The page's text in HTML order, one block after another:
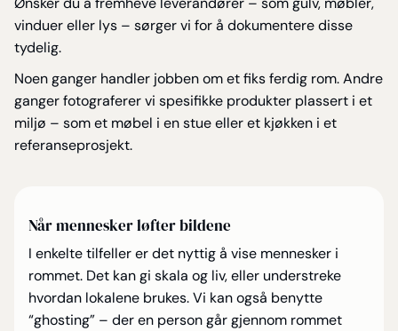
vinduer eller lys – sørger vi for å dokumentere disse
tydelig.
Noen ganger handler jobben om et fiks ferdig rom. Andre
ganger fotograferer vi spesifikke produkter plassert i et
miljø – som et møbel i en stue eller et kjøkken i et
referanseprosjekt.
Når mennesker løfter bildene
I enkelte tilfeller er det nyttig å vise mennesker i
rommet. Det kan gi skala og liv, eller understreke
hvordan lokalene brukes. Vi kan også benytte
“ghosting” – der en person går gjennom rommet